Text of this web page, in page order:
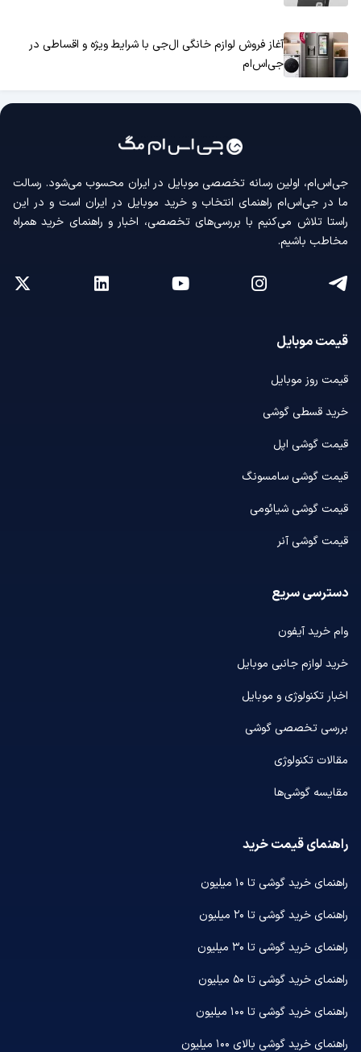
آغاز فروش لوازم خانگی ال‌جی با شرایط ویژه و اقساطی در
جی‌اس‌ام
جی‌اس‌ام، اولین رسانه‌ تخصصی موبایل در ایران محسوب می‌شود. رسالت
ما در جی‌اس‌ام راهنمای انتخاب و خرید موبایل در ایران است و در این
راستا تلاش می‌کنیم با بررسی‌های تخصصی، اخبار و راهنمای خرید همراه
مخاطب باشیم.
قیمت موبایل
قیمت روز موبایل
خرید قسطی گوشی
قیمت گوشی اپل
قیمت گوشی سامسونگ
قیمت گوشی شیائومی
قیمت گوشی آنر
دسترسی سریع
وام خرید آیفون
خرید لوازم جانبی موبایل
اخبار تکنولوژی و موبایل
بررسی تخصصی گوشی
مقالات تکنولوژی
مقایسه گوشی‌ها
راهنمای قیمت خرید
راهنمای خرید گوشی تا ۱۰ میلیون
راهنمای خرید گوشی تا ۲۰ میلیون
راهنمای خرید گوشی تا ۳۰ میلیون
راهنمای خرید گوشی تا ۵۰ میلیون
راهنمای خرید گوشی تا ۱۰۰ میلیون
راهنمای خرید گوشی بالای ۱۰۰ میلیون